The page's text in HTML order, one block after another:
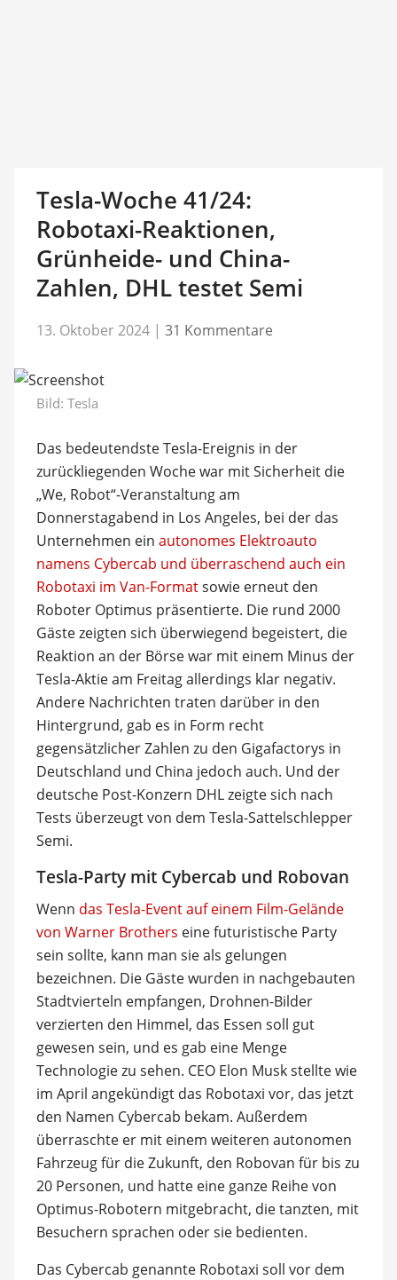
Tesla-Woche 41/24:
Robotaxi-Reaktionen,
Grünheide- und China-
Zahlen, DHL testet Semi
13. Oktober 2024 | 31 Kommentare
Bild: Tesla
Das bedeutendste Tesla-Ereignis in der
zurückliegenden Woche war mit Sicherheit die
„We, Robot“-Veranstaltung am
Donnerstagabend in Los Angeles, bei der das
Unternehmen ein autonomes Elektroauto
namens Cybercab und überraschend auch ein
Robotaxi im Van-Formatsowie erneut den
Roboter Optimus präsentierte. Die rund 2000
Gäste zeigten sich überwiegend begeistert, die
Reaktion an der Börse war mit einem Minus der
Tesla-Aktie am Freitag allerdings klar negativ.
Andere Nachrichten traten darüber in den
Hintergrund, gab es in Form recht
gegensätzlicher Zahlen zu den Gigafactorys in
Deutschland und China jedoch auch. Und der
deutsche Post-Konzern DHL zeigte sich nach
Tests überzeugt von dem Tesla-Sattelschlepper
Semi.
Tesla-Party mit Cybercab und Robovan
Wenn das Tesla-Event auf einem Film-Gelände
von Warner Brothers eine futuristische Party
sein sollte, kann man sie als gelungen
bezeichnen. Die Gäste wurden in nachgebauten
Stadtvierteln empfangen, Drohnen-Bilder
verzierten den Himmel, das Essen soll gut
gewesen sein, und es gab eine Menge
Technologie zu sehen. CEO Elon Musk stellte wie
im April angekündigt das Robotaxi vor, das jetzt
den Namen Cybercab bekam. Außerdem
überraschte er mit einem weiteren autonomen
Fahrzeug für die Zukunft, den Robovan für bis zu
20 Personen, und hatte eine ganze Reihe von
Optimus-Robotern mitgebracht, die tanzten, mit
Besuchern sprachen oder sie bedienten.
Das Cybercab genannte Robotaxi soll vor dem